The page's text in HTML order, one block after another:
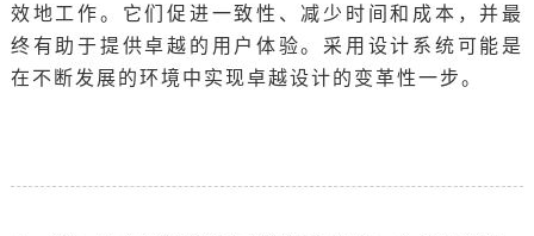
效地工作。它们促进一致性、减少时间和成本，并最
终有助于提供卓越的用户体验。采用设计系统可能是
在不断发展的环境中实现卓越设计的变革性一步。